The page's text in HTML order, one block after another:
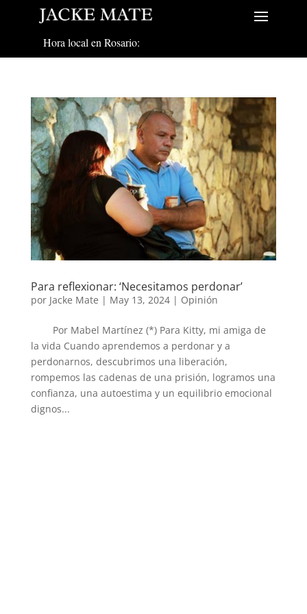
Hora local en Rosario:
Para reflexionar: ‘Necesitamos perdonar’
por Jacke Mate | May 13, 2024| Opinión
Por Mabel Martínez (*) Para Kitty, mi amiga de
la vida Cuando aprendemos a perdonar y a
perdonarnos, descubrimos una liberación,
rompemos las cadenas de una prisión, logramos una
confianza, una autoestima y un equilibrio emocional
dignos...